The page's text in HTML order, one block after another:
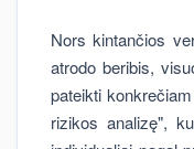
Nors kintančios
atrodo beribis,
pateikti
rizikos analizę",